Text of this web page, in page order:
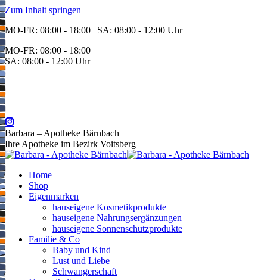
Zum Inhalt springen
MO-FR: 08:00 - 18:00 | SA: 08:00 - 12:00 Uhr
MO-FR: 08:00 - 18:00
SA: 08:00 - 12:00 Uhr
BEREITSCHAFT
+43 3142 62553
Barbara – Apotheke Bärnbach
Ihre Apotheke im Bezirk Voitsberg
Home
Shop
Eigenmarken
hauseigene Kosmetikprodukte
hauseigene Nahrungsergänzungen
hauseigene Sonnenschutzprodukte
Familie & Co
Baby und Kind
Lust und Liebe
Schwangerschaft